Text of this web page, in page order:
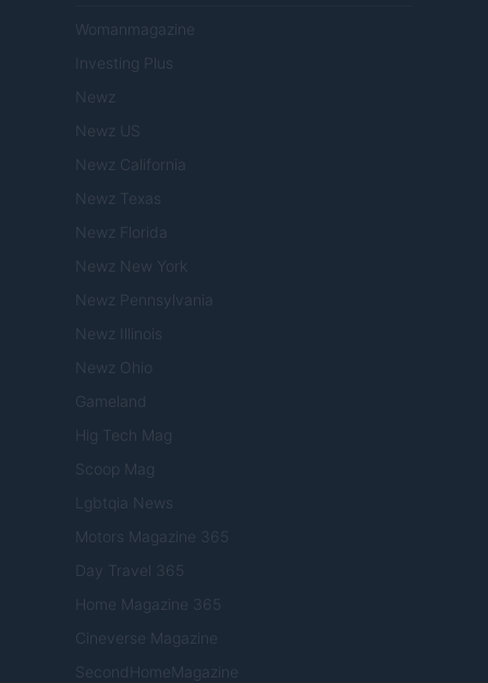
Womanmagazine
Investing Plus
Newz
Newz US
Newz California
Newz Texas
Newz Florida
Newz New York
Newz Pennsylvania
Newz Illinois
Newz Ohio
Gameland
Hig Tech Mag
Scoop Mag
Lgbtqia News
Motors Magazine 365
Day Travel 365
Home Magazine 365
Cineverse Magazine
SecondHomeMagazine